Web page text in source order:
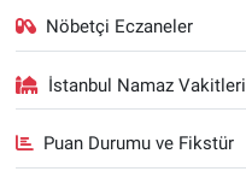
Nöbetçi Eczaneler
İstanbul Namaz Vakitleri
Puan Durumu ve Fikstür